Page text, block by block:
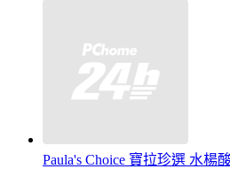
Paula's Choice 寶拉珍選 水楊